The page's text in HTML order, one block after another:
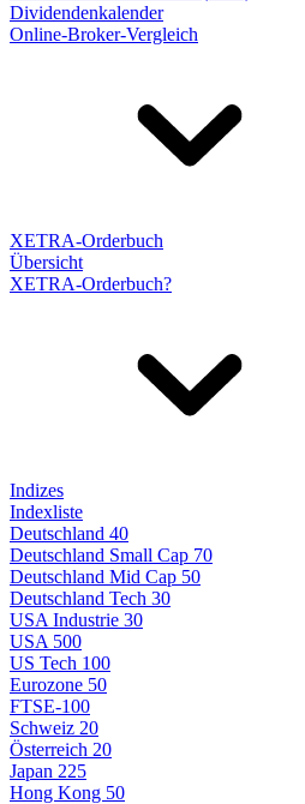
Dividendenkalender
Online-Broker-Vergleich
XETRA-Orderbuch
Übersicht
XETRA-Orderbuch?
Indizes
Indexliste
Deutschland 40
Deutschland Small Cap 70
Deutschland Mid Cap 50
Deutschland Tech 30
USA Industrie 30
USA 500
US Tech 100
Eurozone 50
FTSE-100
Schweiz 20
Österreich 20
Japan 225
Hong Kong 50